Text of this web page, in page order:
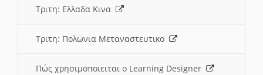
Τριτη: Ελλαδα Κινα
Τριτη: Πολωνια Μεταναστευτικο
Πώς χρησιμοποιειται ο Learning Designer